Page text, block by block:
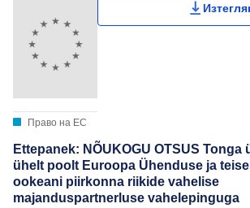
Право на ЕС
Ettepanek: NÕUKOGU OTSUS Tonga
ühelt poolt Euroopa Ühenduse ja
ookeani piirkonna riikide vahelise
majanduspartnerluse vahelepinguga